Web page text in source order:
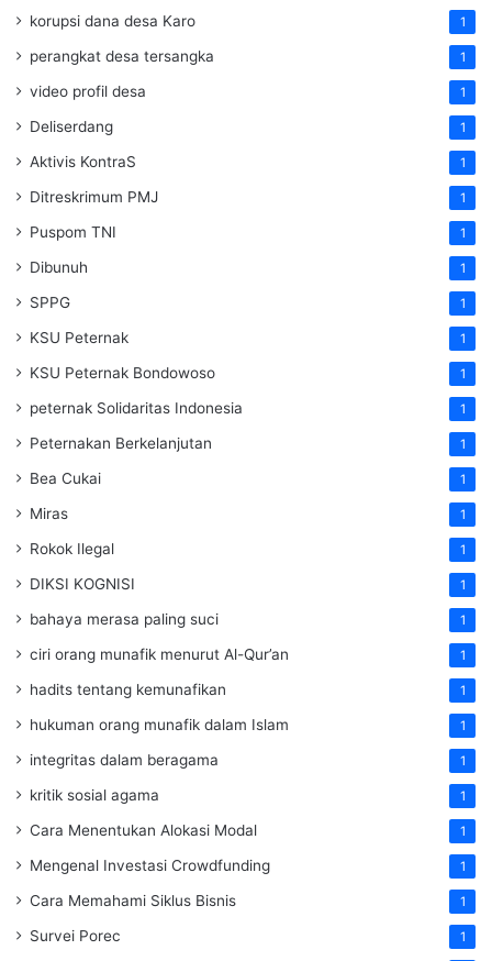
korupsi dana desa Karo 1
perangkat desa tersangka 1
video profil desa 1
Deliserdang 1
Aktivis KontraS 1
Ditreskrimum PMJ 1
Puspom TNI 1
Dibunuh 1
SPPG 1
KSU Peternak 1
KSU Peternak Bondowoso 1
peternak Solidaritas Indonesia 1
Peternakan Berkelanjutan 1
Bea Cukai 1
Miras 1
Rokok Ilegal 1
DIKSI KOGNISI 1
bahaya merasa paling suci 1
ciri orang munafik menurut Al-Qur’an 1
hadits tentang kemunafikan 1
hukuman orang munafik dalam Islam 1
integritas dalam beragama 1
kritik sosial agama 1
Cara Menentukan Alokasi Modal 1
Mengenal Investasi Crowdfunding 1
Cara Memahami Siklus Bisnis 1
Survei Porec 1